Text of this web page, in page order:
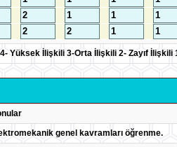
Yüksek İlişkili 3-Orta İlişkili 2- Zayıf İlişkili
genel kavramları öğrenme.